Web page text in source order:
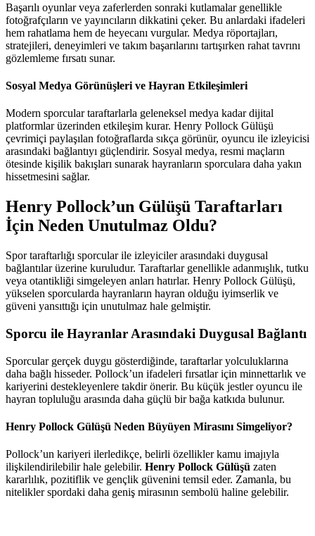
Başarılı oyunlar veya zaferlerden sonraki kutlamalar genellikle
fotoğrafçıların ve yayıncıların dikkatini çeker. Bu anlardaki ifadeleri
hem rahatlama hem de heyecanı vurgular. Medya röportajları,
stratejileri, deneyimleri ve takım başarılarını tartışırken rahat tavrını
gözlemleme fırsatı sunar.
Sosyal Medya Görünüşleri ve Hayran Etkileşimleri
Modern sporcular taraftarlarla geleneksel medya kadar dijital
platformlar üzerinden etkileşim kurar. Henry Pollock Gülüşü
çevrimiçi paylaşılan fotoğraflarda sıkça görünür, oyuncu ile izleyicisi
arasındaki bağlantıyı güçlendirir. Sosyal medya, resmi maçların
ötesinde kişilik bakışları sunarak hayranların sporculara daha yakın
hissetmesini sağlar.
Henry Pollock’un Gülüşü Taraftarları
İçin Neden Unutulmaz Oldu?
Spor taraftarlığı sporcular ile izleyiciler arasındaki duygusal
bağlantılar üzerine kuruludur. Taraftarlar genellikle adanmışlık, tutku
veya otantikliği simgeleyen anları hatırlar. Henry Pollock Gülüşü,
yükselen sporcularda hayranların hayran olduğu iyimserlik ve
güveni yansıttığı için unutulmaz hale gelmiştir.
Sporcu ile Hayranlar Arasındaki Duygusal Bağlantı
Sporcular gerçek duygu gösterdiğinde, taraftarlar yolculuklarına
daha bağlı hisseder. Pollock’un ifadeleri fırsatlar için minnettarlık ve
kariyerini destekleyenlere takdir önerir. Bu küçük jestler oyuncu ile
hayran topluluğu arasında daha güçlü bir bağa katkıda bulunur.
Henry Pollock Gülüşü Neden Büyüyen Mirasını Simgeliyor?
Pollock’un kariyeri ilerledikçe, belirli özellikler kamu imajıyla
ilişkilendirilebilir hale gelebilir. Henry Pollock Gülüşü zaten
kararlılık, pozitiflik ve gençlik güvenini temsil eder. Zamanla, bu
nitelikler spordaki daha geniş mirasının sembolü haline gelebilir.